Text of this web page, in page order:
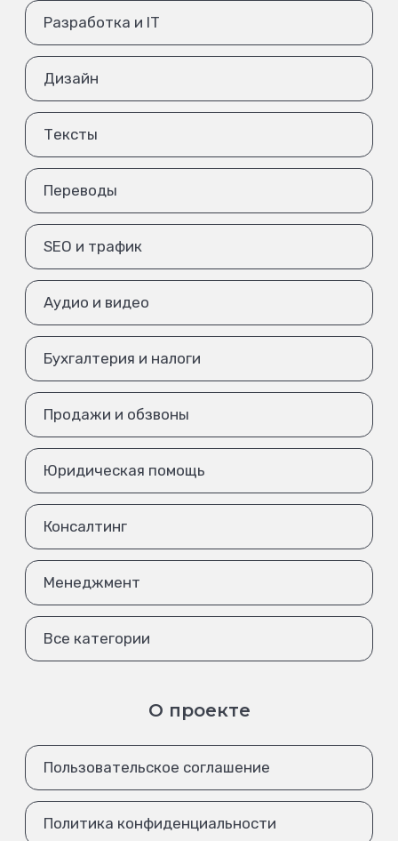
Разработка и IT
Дизайн
Тексты
Переводы
SEO и трафик
Аудио и видео
Бухгалтерия и налоги
Продажи и обзвоны
Юридическая помощь
Консалтинг
Менеджмент
Все категории
О проекте
Пользовательское соглашение
Политика конфиденциальности